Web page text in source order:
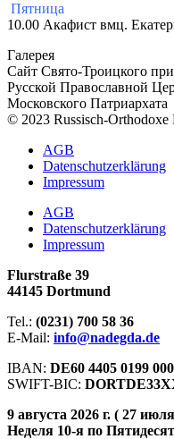
Пятница
10.00 Акафист вмц.
Галерея
Сайт Свято-Троицкого
Русской Православной
Московского Патриархата
© 2023 Russisch-Orthodoxe
АGB
Datenschutzerklärung
Impressum
АGB
Datenschutzerklärung
Impressum
Flurstraße 39
44145 Dortmund
Tel.: (0231) 700 58 36
E-Mail: info@nadegda.de
IBAN: DE60 4405 0199
SWIFT-BIC:
9 августа 2026 г. ( 27
Неделя 10-я по